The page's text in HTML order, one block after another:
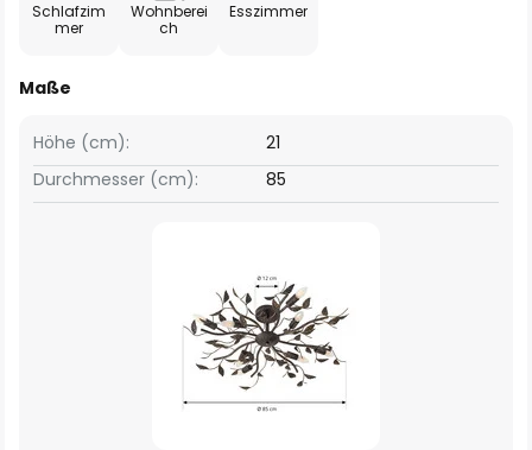
Schlafzim
mer
Wohnberei
ch
Esszimmer
Maße
Höhe (cm):
21
Durchmesser (cm):
85